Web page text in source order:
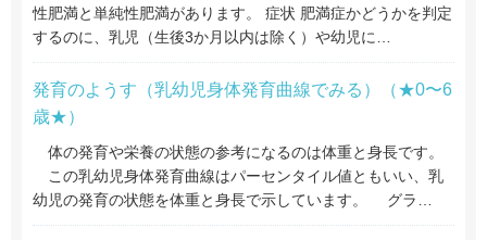
性肥満と単純性肥満があります。 症状 肥満症かどうかを判定
するのに、乳児（生後3か月以内は除く）や幼児に…
発育のようす（乳幼児身体発育曲線でみる）（★0〜6
歳★）
体の発育や栄養の状態の参考になるのは体重と身長です。
この乳幼児身体発育曲線はパーセンタイル値ともいい、乳
幼児の発育の状態を体重と身長で示しています。 グラ…